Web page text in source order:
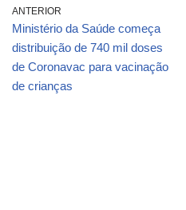
ANTERIOR
Ministério da Saúde começa
distribuição de 740 mil doses
de Coronavac para vacinação
de crianças